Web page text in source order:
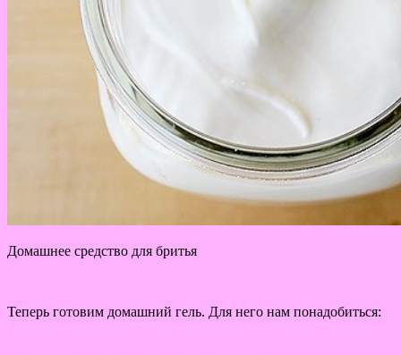
Домашнее средство для бритья
Теперь готовим домашний гель. Для него нам понадобиться: